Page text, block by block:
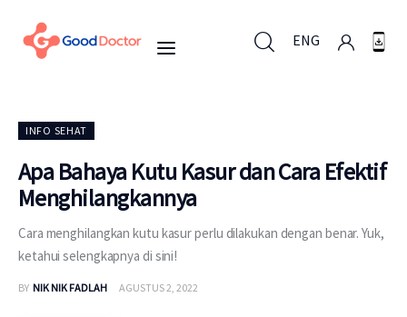
ENG
Untuk Bisnis
Untuk Anda
Mengapa Good Doctor
INFO SEHAT
Apa Bahaya Kutu Kasur dan Cara Efektif
Menghilangkannya
Cara menghilangkan kutu kasur perlu dilakukan dengan benar. Yuk,
ketahui selengkapnya di sini!
BY NIK NIK FADLAH AGUSTUS 2, 2022